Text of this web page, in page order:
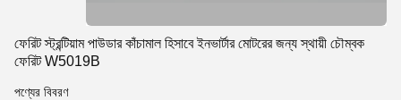
ফেরিট স্ট্রন্টিয়াম পাউডার কাঁচামাল হিসাবে ইনভার্টার মোটরের জন্য স্থায়ী চৌম্বক
ফেরিট W5019B
পণ্যের বিবরণ